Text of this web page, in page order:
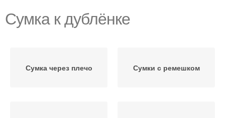
Сумка к дублёнке
Сумка через плечо Сумки с ремешком